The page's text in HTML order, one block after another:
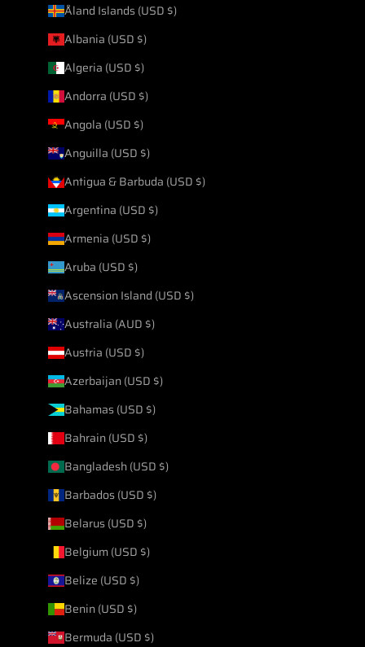
Åland Islands (USD $)
Albania (USD $)
Algeria (USD $)
Andorra (USD $)
Angola (USD $)
Anguilla (USD $)
Antigua & Barbuda (USD $)
Argentina (USD $)
Armenia (USD $)
Aruba (USD $)
Ascension Island (USD $)
Australia (AUD $)
Austria (USD $)
Azerbaijan (USD $)
Bahamas (USD $)
Bahrain (USD $)
Bangladesh (USD $)
Barbados (USD $)
Belarus (USD $)
Belgium (USD $)
Belize (USD $)
Benin (USD $)
Bermuda (USD $)